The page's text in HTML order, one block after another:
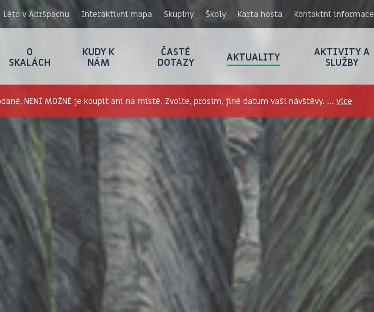
Léto v Adršpachu Interaktivní mapa Skupiny Školy Karta hosta Kontaktní informace
O
SKALÁCH
KUDY K
NÁM
ČASTÉ
DOTAZY
AKTUALITY
AKTIVITY A
SLUŽBY
NENÍ MOŽNÉ je koupit ani na místě. Zvolte, prosím, jiné datum vaší návštěvy. ... více